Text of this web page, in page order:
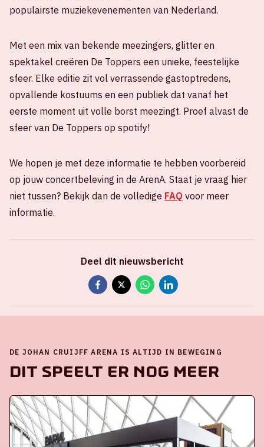
populairste muziekevenementen van Nederland.
Met een mix van bekende meezingers, glitter en
spektakel creëren De Toppers een unieke, feestelijke
sfeer. Elke editie zit vol verrassende gastoptredens,
opvallende kostuums en een publiek dat vanaf het
eerste moment uit volle borst meezingt. Proef alvast de
sfeer van De Toppers op spotify!
We hopen je met deze informatie te hebben voorbereid
op jouw concertbeleving in de ArenA. Staat je vraag hier
niet tussen? Bekijk dan de volledige FAQ voor meer
informatie.
Deel dit nieuwsbericht
DE JOHAN CRUIJFF ARENA IS ALTIJD IN BEWEGING
Dit speelt er nog meer